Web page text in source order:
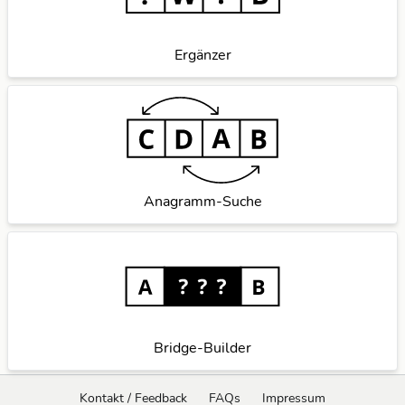
Ergänzer
Anagramm-Suche
Bridge-Builder
Kontakt / Feedback FAQs Impressum